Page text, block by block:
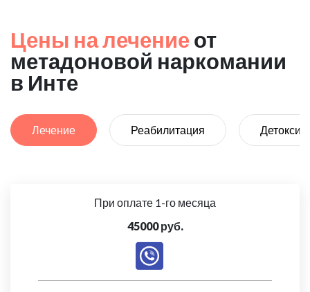
Цены на лечение от
метадоновой наркомании
в Инте
Лечение Реабилитация
При оплате 1-го месяца
45000 руб.